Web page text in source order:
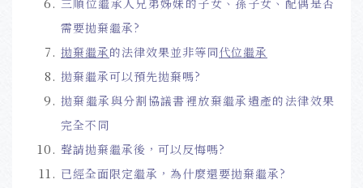
需要拋棄繼承?
拋棄繼承的法律效果並非等同代位繼承
拋棄繼承可以預先拋棄嗎?
拋棄繼承與分割協議書裡放棄繼承遺產的法律效果
完全不同
聲請拋棄繼承後，可以反悔嗎?
已經全面限定繼承，為什麼還要拋棄繼承?